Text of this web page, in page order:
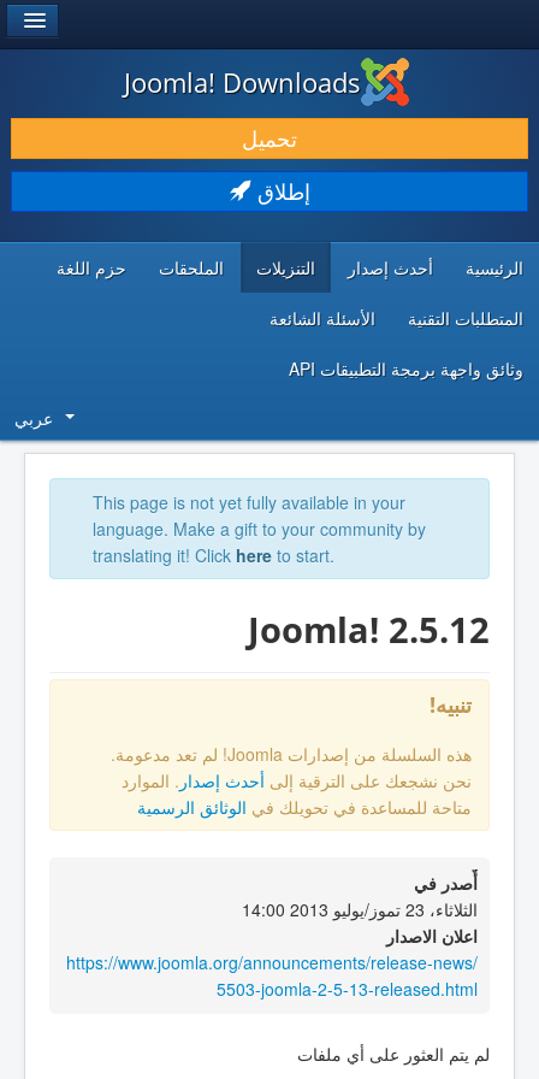
حمل & ومدد
اكتشف & تعلم
Joomla! Downloads
تحميل
إطلاق
الرئيسية أحدث إصدار التنزيلات الملحقات حزم اللغة
المتطلبات التقنية الأسئلة الشائعة
وثائق واجهة برمجة التطبيقات API
عربي
This page is not yet fully available in your
language. Make a gift to your community by
translating it! Click here to start.
Joomla! 2.5.12
تنبيه!
هذه السلسلة من إصدارات Joomla! لم تعد مدعومة.
نحن نشجعك على الترقية إلى أحدث إصدار . الموارد
متاحة للمساعدة في تحويلك في الوثائق الرسمية
أٌصدر في
الثلاثاء، 23 تموز/يوليو 2013 14:00
اعلان الاصدار
https://www.joomla.org/announcements/release-news/
5503-joomla-2-5-13-released.html
لم يتم العثور على أي ملفات